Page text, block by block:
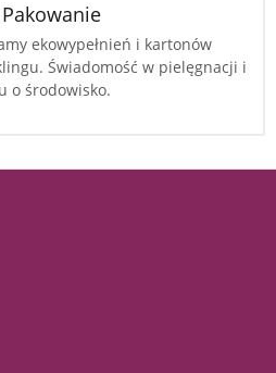
ekowypełnień i kartonów
Świadomość w pielęgnacji i
o środowisko.